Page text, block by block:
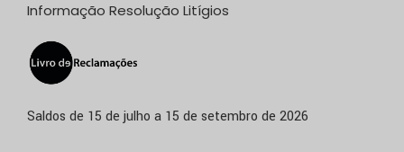
Informação Resolução Litígios
Saldos de 15 de julho a 15 de setembro de 2026